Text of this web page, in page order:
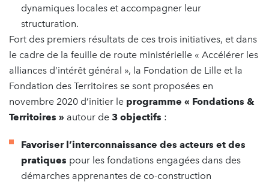
dynamiques locales et accompagner leur
structuration.
Fort des premiers résultats de ces trois initiatives, et dans
le cadre de la feuille de route ministérielle « Accélérer les
alliances d’intérêt général », la Fondation de Lille et la
Fondation des Territoires se sont proposées en
novembre 2020 d’initier le programme « Fondations &
Territoires » autour de 3 objectifs :
Favoriser l’interconnaissance des acteurs et des
pratiques pour les fondations engagées dans des
démarches apprenantes de co-construction